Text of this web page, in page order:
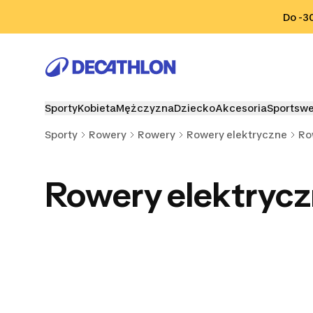
Przejdź
Do -
SportyKobietaMężczyznaDzieckoAkcesoria
Sporty Rowery Rowery Rowery elektryczne
Rowery